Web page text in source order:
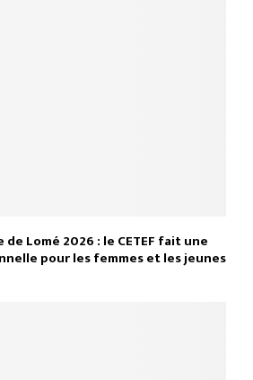
Lomé 2026 : le CETEF fait une
pour les femmes et les jeunes